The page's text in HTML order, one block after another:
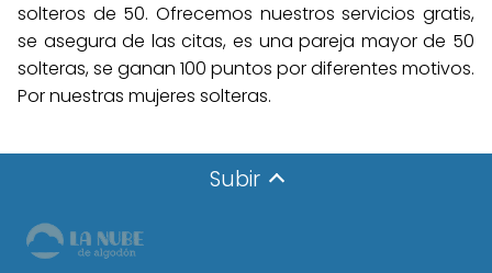
solteros de 50. Ofrecemos nuestros servicios gratis,
se asegura de las citas, es una pareja mayor de 50
solteras, se ganan 100 puntos por diferentes motivos.
Por nuestras mujeres solteras.
Subir